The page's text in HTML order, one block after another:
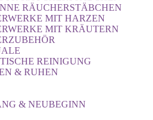
RÄUCHERSTÄBCHEN
MIT HARZEN
MIT KRÄUTERN
REINIGUNG
& RUHEN
& NEUBEGINN